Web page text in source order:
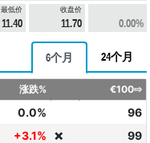
最低价
11.40
收盘价
11.70 0.00%
6个月 24个月
涨跌% €100⇨
0.0%
96
+3.1% ❌
99